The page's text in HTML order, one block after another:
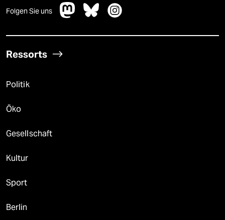
Folgen Sie uns
Ressorts
Politik
Öko
Gesellschaft
Kultur
Sport
Berlin